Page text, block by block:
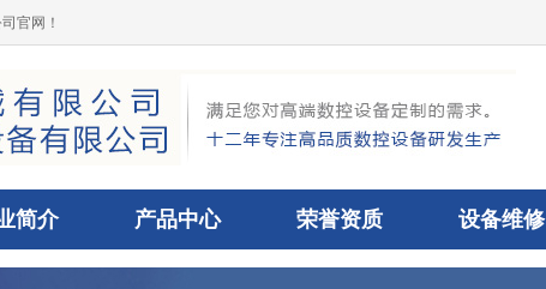
官网！
简介 产品中心 荣誉资质 设备维修